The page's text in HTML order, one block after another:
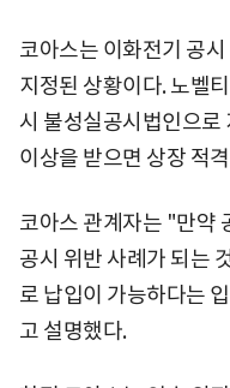
코아스는 이화전기 공
지정된 상황이다. 노벨
시 불성실공시법인으로
이상을 받으면 상장 적
코아스 관계자는 "만약
공시 위반 사례가 되는
로 납입이 가능하다는
고 설명했다.